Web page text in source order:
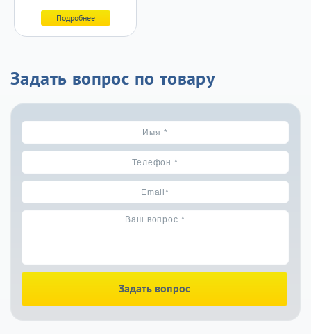
Подробнее
Задать вопрос по товару
Задать вопрос